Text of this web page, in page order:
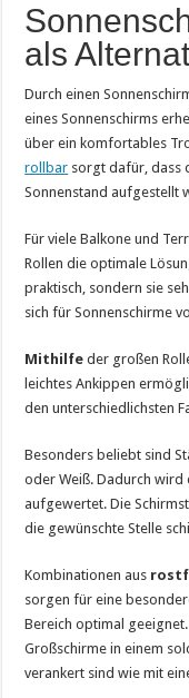
als
Durch einen
eines Sonnenschirms
über ein komfortables
rollbar sorgt dafür, dass
Sonnenstand aufgestellt
Für viele Balkone und
Rollen die optimale
praktisch, sondern sie
sich für Sonnenschirme
Mithilfe der großen
leichtes Ankippen
den unterschiedlichsten
Besonders beliebt sind
oder Weiß. Dadurch wird
aufgewertet. Die
die gewünschte Stelle
Kombinationen aus
sorgen für eine
Bereich optimal
Großschirme in einem
verankert sind wie mit